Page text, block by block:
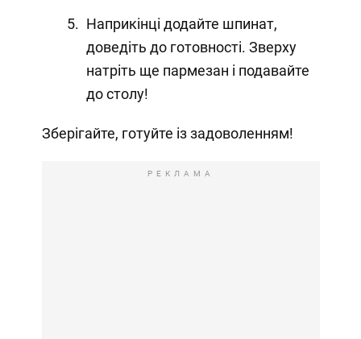
Наприкінці додайте шпинат,
доведіть до готовності. Зверху
натріть ще пармезан і подавайте
до столу!
Зберігайте, готуйте із задоволенням!
РЕКЛАМА